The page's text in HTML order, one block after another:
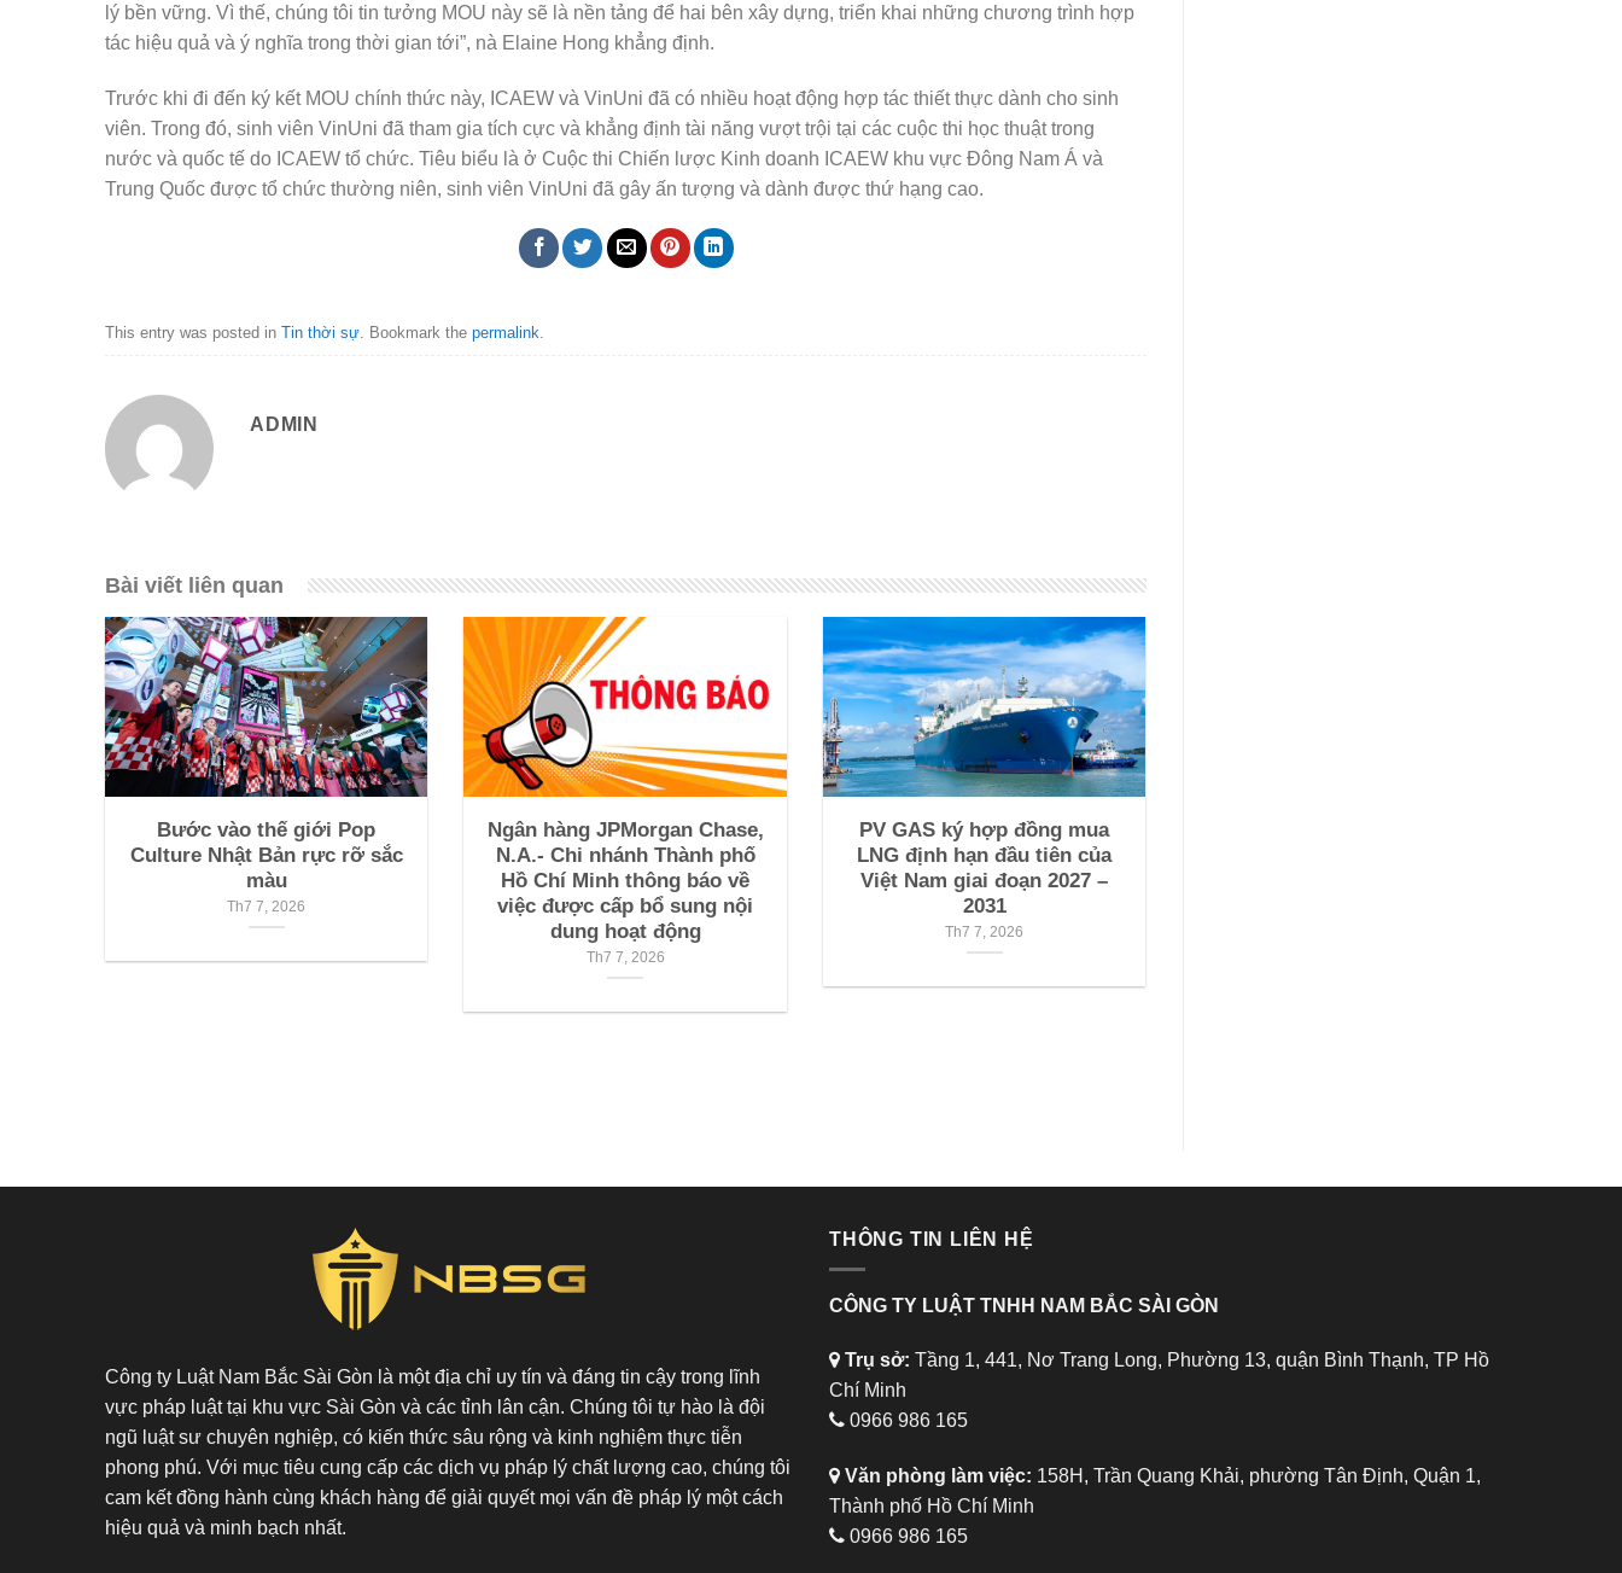
lý bền vững. Vì thế, chúng tôi tin tưởng MOU này sẽ là nền tảng để hai bên xây dựng, triển khai những chương trình hợp
tác hiệu quả và ý nghĩa trong thời gian tới”, nà Elaine Hong khẳng định.
Trước khi đi đến ký kết MOU chính thức này, ICAEW và VinUni đã có nhiều hoạt động hợp tác thiết thực dành cho sinh
viên. Trong đó, sinh viên VinUni đã tham gia tích cực và khẳng định tài năng vượt trội tại các cuộc thi học thuật trong
nước và quốc tế do ICAEW tổ chức. Tiêu biểu là ở Cuộc thi Chiến lược Kinh doanh ICAEW khu vực Đông Nam Á và
Trung Quốc được tổ chức thường niên, sinh viên VinUni đã gây ấn tượng và dành được thứ hạng cao.
This entry was posted in Tin thời sự . Bookmark the permalink
ADMIN
Bài viết liên quan
Bước vào thế giới Pop
Culture Nhật Bản rực rỡ sắc
màu
Th7 7, 2026
Ngân hàng JPMorgan Chase,
N.A.- Chi nhánh Thành phố
Hồ Chí Minh thông báo về
việc được cấp bổ sung nội
dung hoạt động
Th7 7, 2026
PV GAS ký hợp đồng mua
LNG định hạn đầu tiên của
Việt Nam giai đoạn 2027 –
2031
Th7 7, 2026
Công ty Luật Nam Bắc Sài Gòn là một địa chỉ uy tín và đáng tin cậy trong lĩnh
vực pháp luật tại khu vực Sài Gòn và các tỉnh lân cận. Chúng tôi tự hào là đội
ngũ luật sư chuyên nghiệp, có kiến thức sâu rộng và kinh nghiệm thực tiễn
phong phú. Với mục tiêu cung cấp các dịch vụ pháp lý chất lượng cao, chúng tôi
cam kết đồng hành cùng khách hàng để giải quyết mọi vấn đề pháp lý một cách
hiệu quả và minh bạch nhất.
THÔNG TIN LIÊN HỆ
CÔNG TY LUẬT TNHH NAM BẮC SÀI GÒN
Trụ sở: Tầng 1, 441, Nơ Trang Long, Phường 13, quận Bình Thạnh, TP Hồ
Chí Minh
0966 986 165
Văn phòng làm việc: 158H, Trần Quang Khải, phường Tân Định, Quận 1,
Thành phố Hồ Chí Minh
0966 986 165